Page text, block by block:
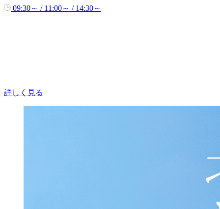
09:30～ / 11:00～ / 14:30～
詳しく見る